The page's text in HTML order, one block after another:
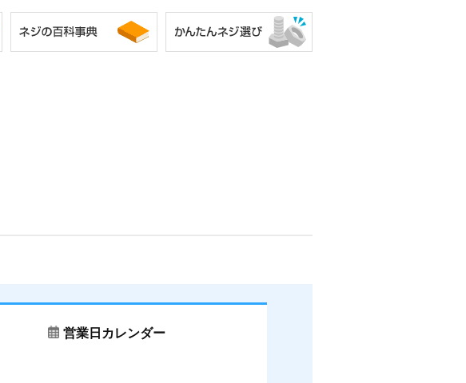
営業日カレンダー